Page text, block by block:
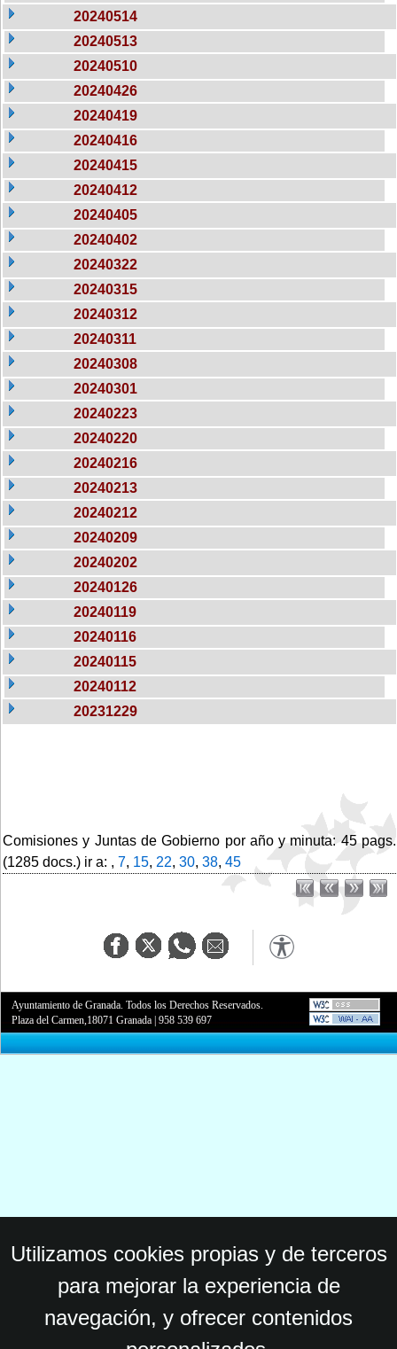
20240514
20240513
20240510
20240426
20240419
20240416
20240415
20240412
20240405
20240402
20240322
20240315
20240312
20240311
20240308
20240301
20240223
20240220
20240216
20240213
20240212
20240209
20240202
20240126
20240119
20240116
20240115
20240112
20231229
Comisiones y Juntas de Gobierno por año y minuta: 45 pags.
(1285 docs.) ir a: , 7, 15, 22, 30, 38, 45
Ayuntamiento de Granada. Todos los Derechos Reservados.
Plaza del Carmen,18071 Granada |958 539 697
Utilizamos cookies propias y de terceros
para mejorar la experiencia de
navegación, y ofrecer contenidos